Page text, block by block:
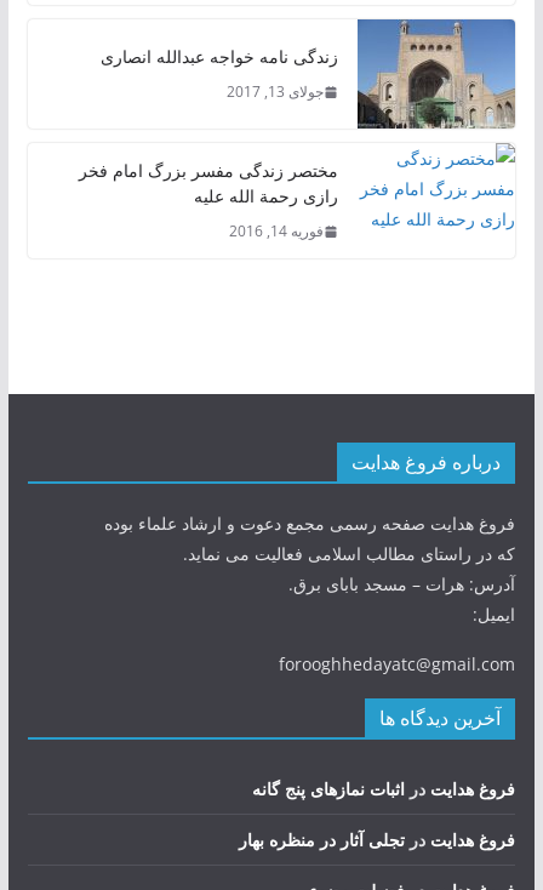
زندگی نامه خواجه عبدالله انصاری
جولای 13, 2017
مختصر زندگی مفسر بزرگ امام فخر
رازی رحمة الله علیه
فوریه 14, 2016
درباره فروغ هدایت
فروغ هدایت صفحه رسمی مجمع دعوت و ارشاد علماء بوده
که در راستای مطالب اسلامی فعالیت می نماید.
آدرس: هرات – مسجد بابای برق.
ایمیل:
forooghhedayatc@gmail.com
آخرین دیدگاه ها
فروغ هدایت در اثبات نمازهای پنج گانه
فروغ هدایت در تجلی آثار در منظره بهار